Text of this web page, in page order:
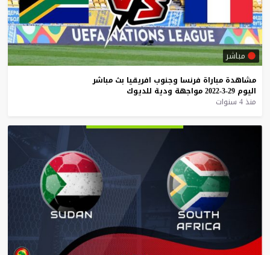
مباشر
مشاهدة مباراة فرنسا وجنوب افريقيا بث مباشر
اليوم 29-3-2022 مواجهة ودية للديوك
منذ 4 سنوات